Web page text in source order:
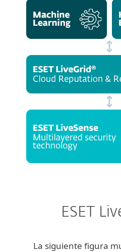
ESET
La siguiente figura